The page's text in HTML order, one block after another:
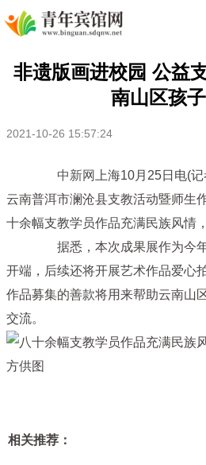
非遗版画进校园 公益
南山区孩
2021-10-26 15:57:24
中新网
上海10月25日电(
云南普洱市澜沧县支教活动暨师生
十余幅支教学员作品充满民族风情
据悉，本次成果展作为今年
开端，后续还将开展艺术作品爱心
作品募集的善款将用来帮助云南山
交流。
相关推荐：